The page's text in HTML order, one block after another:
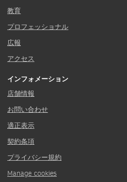
教育
プロフェッショナル
広報
アクセス
インフォメーション
店舗情報
お問い合わせ
適正表示
契約条項
プライバシー規約
Manage cookies